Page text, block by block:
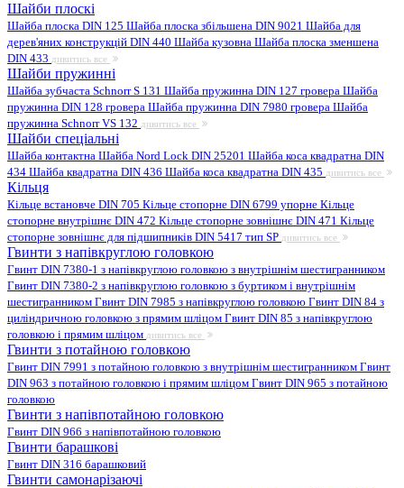
Шайби плоскі
Шайба плоска DIN 125 Шайба плоска збільшена DIN 9021 Шайба для
дерев'яних конструкцій DIN 440 Шайба кузовна Шайба плоска зменшена
DIN 433 дивитись все
Шайби пружинні
Шайба зубчаста Schnorr S 131 Шайба пружинна DIN 127 гровера Шайба
пружинна DIN 128 гровера Шайба пружинна DIN 7980 гровера Шайба
пружинна Schnorr VS 132 дивитись все
Шайби спеціальні
Шайба контактна Шайба Nord Lock DIN 25201 Шайба коса квадратна DIN
434 Шайба квадратна DIN 436 Шайба коса квадратна DIN 435 дивитись все
Кільця
Кільце встановче DIN 705 Кільце стопорне DIN 6799 упорне Кільце
стопорне внутрішнє DIN 472 Кільце стопорне зовнішнє DIN 471 Кільце
стопорне зовнішнє для підшипників DIN 5417 тип SP дивитись все
Гвинти з напівкруглою головкою
Гвинт DIN 7380-1 з напівкруглою головкою з внутрішнім шестигранником
Гвинт DIN 7380-2 з напівкруглою головкою з буртиком і внутрішнім
шестигранником Гвинт DIN 7985 з напівкруглою головкою Гвинт DIN 84 з
циліндричною головкою з прямим шліцом Гвинт DIN 85 з напівкруглою
головкою і прямим шліцом дивитись все
Гвинти з потайною головкою
Гвинт DIN 7991 з потайною головкою з внутрішнім шестигранником Гвинт
DIN 963 з потайною головкою і прямим шліцом Гвинт DIN 965 з потайною
головкою
Гвинти з напівпотайною головкою
Гвинт DIN 966 з напівпотайною головкою
Гвинти барашкові
Гвинт DIN 316 барашковий
Гвинти самонарізаючі